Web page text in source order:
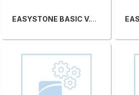
EASYSTONE BASIC V.26.1